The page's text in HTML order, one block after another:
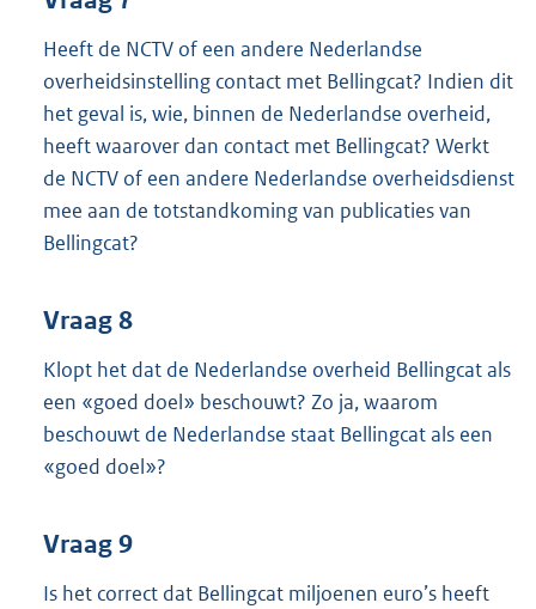
Heeft de NCTV of een andere Nederlandse
overheidsinstelling contact met Bellingcat? Indien dit
het geval is, wie, binnen de Nederlandse overheid,
heeft waarover dan contact met Bellingcat? Werkt
de NCTV of een andere Nederlandse overheidsdienst
mee aan de totstandkoming van publicaties van
Bellingcat?
Vraag 8
Klopt het dat de Nederlandse overheid Bellingcat als
een «goed doel» beschouwt? Zo ja, waarom
beschouwt de Nederlandse staat Bellingcat als een
«goed doel»?
Vraag 9
Is het correct dat Bellingcat miljoenen euro’s heeft